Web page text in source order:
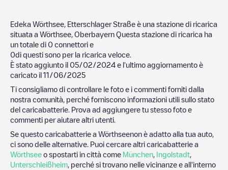
Edeka Wörthsee, Etterschlager Straße è una stazione di ricarica
situata a Wörthsee Oberbayern Questa stazione di ricarica ha
un totale di 0 connettori e
0di questi sono per la ricarica veloce.
È stato aggiunto il 05/02/2024 e l'ultimo aggiornamento è
caricato il 11/06/2025
Ti consigliamo di controllare le foto e i commenti forniti dalla
nostra comunità, perché forniscono informazioni utili sullo stato
del caricabatterie. Prova ad aggiungere tu stesso foto e
commenti per aiutare altri utenti.
Se questo caricabatterie a Wörthseenon è adatto alla tua auto,
ci sono delle alternative. Puoi cercare altri caricabatterie a
Wörthsee o spostarti in città come München Ingolstadt
Unterschleißheim , perché si trovano nelle vicinanze e all'interno